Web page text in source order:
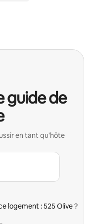
guide de
en tant qu'hôte
logement : 525 Olive ?